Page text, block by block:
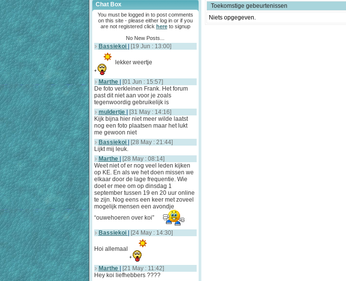
Chat Box
You must be logged in to post comments
on this site - please either log in or if you
are not registered click hereto signup
No New Posts...
Bassiekoi [19 Jun : 13:00]
lekker weertje
Marthe
[01 Jun : 15:57]
De foto verkleinen Frank. Het forum
past dit niet aan voor je zoals
tegenwoordig gebruikelijk is
muldertje
[31 May : 14:16]
Kijk bijna hier niet meer wilde laatst
nog een foto plaatsen maar het lukt
me gewoon niet
Bassiekoi
[28 May : 21:44]
Lijkt mij leuk.
Marthe
[28 May : 08:14]
Weet niet of er nog veel leden kijken
op KE. En als we het doen missen we
elkaar door de lage frequentie. Wie
doet er mee om op dinsdag 1
september tussen 19 en 20 uur online
te zijn. Nog eens een keer met zoveel
mogelijk mensen een avondje
“ouwehoeren over koi”
Bassiekoi [24 May : 14:30]
Hoi allemaal
Marthe
[21 May : 11:42]
Hey koi liefhebbers ????
Toekomstige gebeurtenissen
Niets opgegeven.